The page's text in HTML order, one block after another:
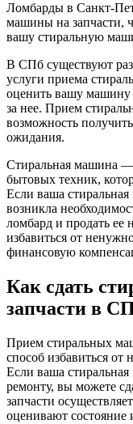
Ломбарды в Санкт-
машины на запчасти,
вашу стиральную
В СПб существуют
услуги приема
оценить вашу машину
за нее. Прием
возможность
ожидания.
Стиральная машина —
бытовых техник,
Если ваша стиральная
возникла
ломбард и продать ее
избавиться от
финансовую
Как сдать
запчасти в
Прием стиральных
способ избавиться
Если ваша
ремонту, вы можете
запчасти
оценивают